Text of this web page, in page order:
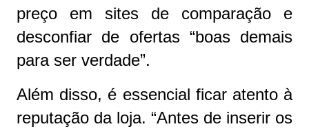
preço em sites de comparação e
desconfiar de ofertas “boas demais
para ser verdade”.
Além disso, é essencial ficar atento à
reputação da loja. “Antes de inserir os